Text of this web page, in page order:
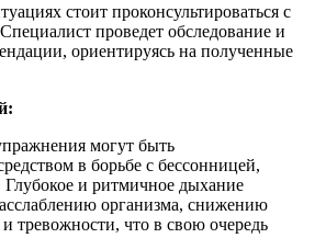
стоит проконсультироваться с
проведет обследование и
ориентируясь на полученные
могут быть
в борьбе с бессонницей,
Глубокое и ритмичное дыхание
организма, снижению
и тревожности, что в свою очередь